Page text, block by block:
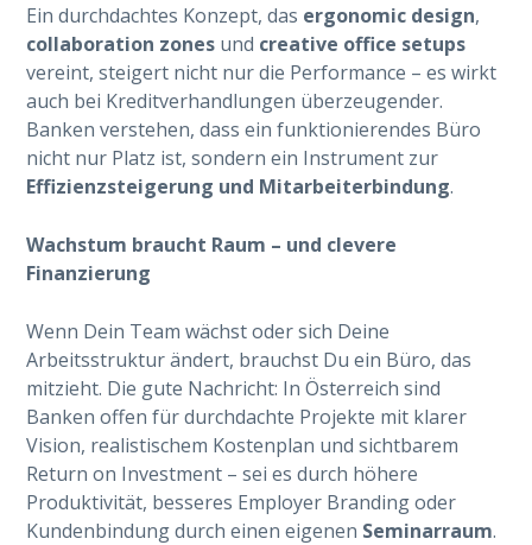
Ein durchdachtes Konzept, das ergonomic design,
collaboration zones und creative office setups
vereint, steigert nicht nur die Performance – es wirkt
auch bei Kreditverhandlungen überzeugender.
Banken verstehen, dass ein funktionierendes Büro
nicht nur Platz ist, sondern ein Instrument zur
Effizienzsteigerung und Mitarbeiterbindung.
Wachstum braucht Raum – und clevere
Finanzierung
Wenn Dein Team wächst oder sich Deine
Arbeitsstruktur ändert, brauchst Du ein Büro, das
mitzieht. Die gute Nachricht: In Österreich sind
Banken offen für durchdachte Projekte mit klarer
Vision, realistischem Kostenplan und sichtbarem
Return on Investment – sei es durch höhere
Produktivität, besseres Employer Branding oder
Kundenbindung durch einen eigenen Seminarraum.